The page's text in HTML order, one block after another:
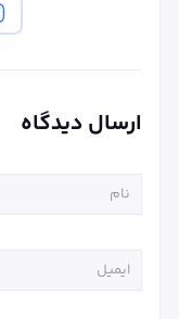
ارسال دیدگاه